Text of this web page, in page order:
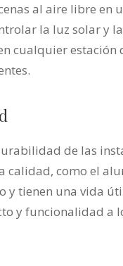
al aire libre
la luz solar y
cualquier
de las
calidad, como el
y tienen una vida
y funcionalidad a